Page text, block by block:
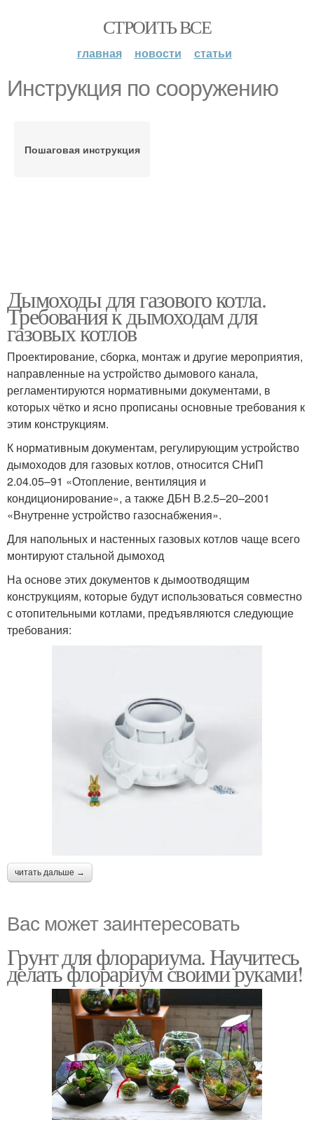
СТРОИТЬ ВСЕ
главная новости статьи
Инструкция по сооружению
Пошаговая инструкция
Дымоходы для газового котла.
Требования к дымоходам для
газовых котлов
Проектирование, сборка, монтаж и другие мероприятия,
направленные на устройство дымового канала,
регламентируются нормативными документами, в
которых чётко и ясно прописаны основные требования к
этим конструкциям.
К нормативным документам, регулирующим устройство
дымоходов для газовых котлов, относится СНиП
2.04.05–91 «Отопление, вентиляция и
кондиционирование», а также ДБН В.2.5–20–2001
«Внутренне устройство газоснабжения».
Для напольных и настенных газовых котлов чаще всего
монтируют стальной дымоход
На основе этих документов к дымоотводящим
конструкциям, которые будут использоваться совместно
с отопительными котлами, предъявляются следующие
требования:
читать дальше →
Вас может заинтересовать
Грунт для флорариума. Научитесь
делать флорариум своими руками!